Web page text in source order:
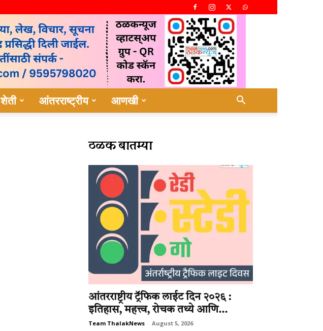
शेती आंतरराष्ट्रीय आणखी
ठळक बातम्या
आंतरराष्ट्रीय ट्रॅफिक लाईट दिन २०२६ :
इतिहास, महत्त्व, रोचक तथ्ये आणि...
Team ThalakNews - August 5, 2026